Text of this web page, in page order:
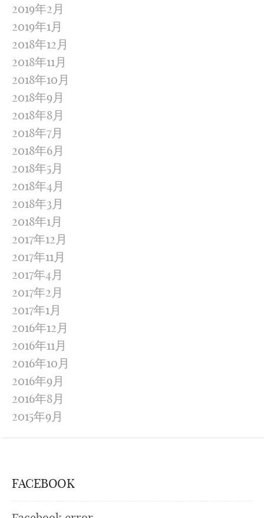
2019年2月
2019年1月
2018年12月
2018年11月
2018年10月
2018年9月
2018年8月
2018年7月
2018年6月
2018年5月
2018年4月
2018年3月
2018年1月
2017年12月
2017年11月
2017年4月
2017年2月
2017年1月
2016年12月
2016年11月
2016年10月
2016年9月
2016年8月
2015年9月
FACEBOOK